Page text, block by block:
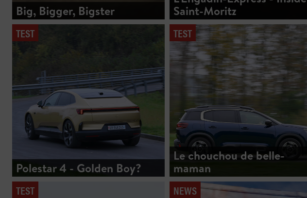
Big, Bigger, Bigster Saint-Moritz
TEST
Polestar 4 - Golden Boy?
TEST
Le chouchou de belle-
maman
TEST NEWS